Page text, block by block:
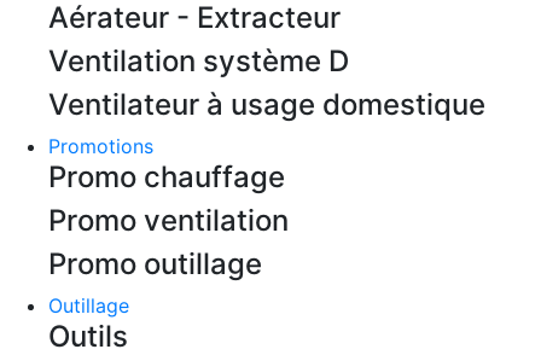
Aérateur - Extracteur
Ventilation système D
Ventilateur à usage domestique
Promotions
Promo chauffage
Promo ventilation
Promo outillage
Outillage
Outils